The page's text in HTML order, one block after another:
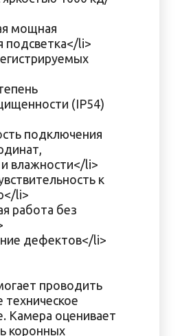
мощная
подсветка</li>
(IP54)
подключения
влажности</li>
к
li>
работа без
дефектов</li>
проводить
техническое
Камера оценивает
коронных